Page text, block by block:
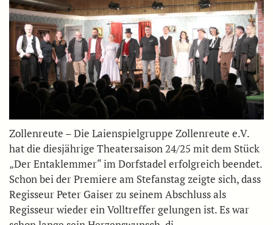
Zollenreute – Die Laienspielgruppe Zollenreute e.V.
hat die diesjährige Theatersaison 24/25 mit dem Stück
„Der Entaklemmer“ im Dorfstadel erfolgreich beendet.
Schon bei der Premiere am Stefanstag zeigte sich, dass
Regisseur Peter Gaiser zu seinem Abschluss als
Regisseur wieder ein Volltreffer gelungen ist. Es war